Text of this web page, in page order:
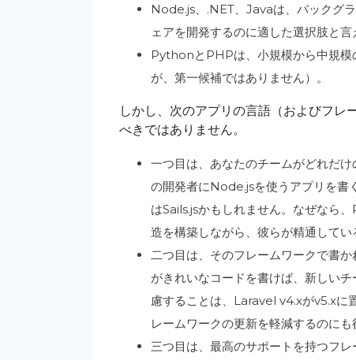
Node.js、.NET、Javaは、バックグ
ェアを開発するのに適した選択肢と言
PythonとPHPは、小規模から中規模
が、第一候補ではありません）。
しかし、次のアプリの言語（およびフレ
べきではありません。
一つ目は、あなたのチームがどれだ
の開発者にNode.jsを使うアプリを書
はSails.jsかもしれません。なぜなら
造を構築しながら、彼らが精通して
二つ目は、そのフレームワークで書
がきれいなコードを書けば、新しい
慮することは、Laravel v4.xがv5.xに
レームワークの更新を軽減するのにも
三つ目は、最高のサポートを持つフ